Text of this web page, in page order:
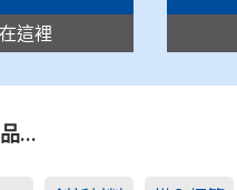
這裡
…